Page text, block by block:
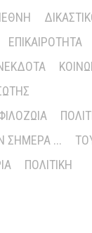
ΕΠΙΚΑΙΡΌΤΗΤΑ
ΣΉΜΕΡΑ ...
ΠΟΛΙΤΙΚΉ